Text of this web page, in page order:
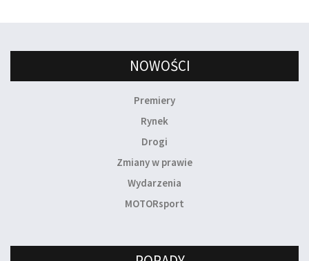
NOWOŚCI
Premiery
Rynek
Drogi
Zmiany w prawie
Wydarzenia
MOTORsport